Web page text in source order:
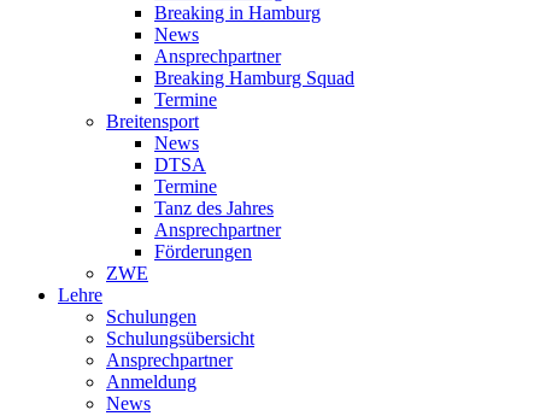
Breaking in Hamburg
News
Ansprechpartner
Breaking Hamburg Squad
Termine
Breitensport
News
DTSA
Termine
Tanz des Jahres
Ansprechpartner
Förderungen
ZWE
Lehre
Schulungen
Schulungsübersicht
Ansprechpartner
Anmeldung
News